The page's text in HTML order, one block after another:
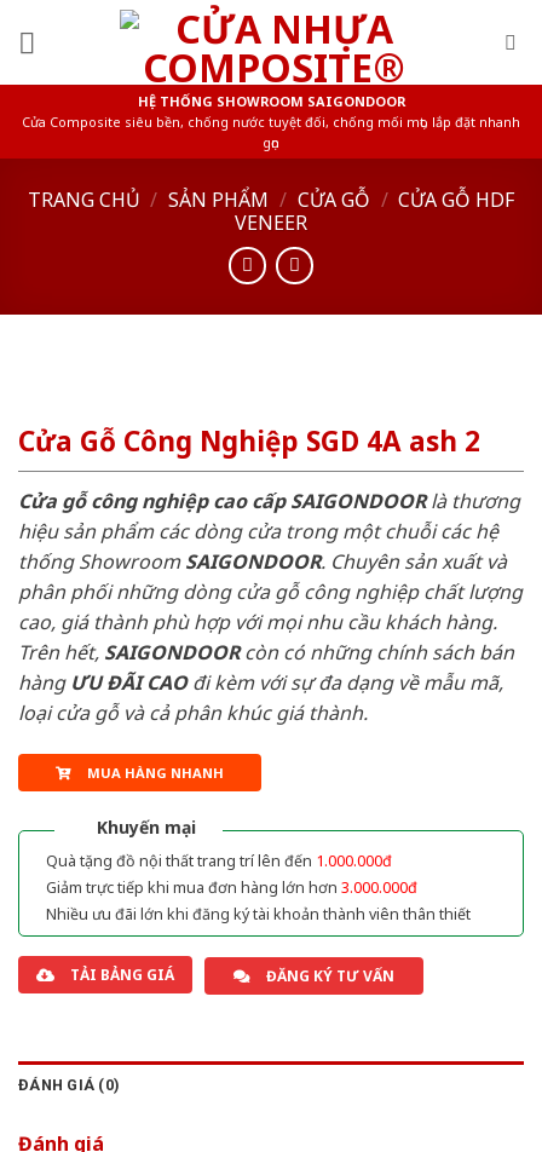
HỆ THỐNG SHOWROOM SAIGONDOOR
Cửa Composite siêu bền, chống nước tuyệt đối, chống mối mọt, lắp đặt nhanh
gọn
TRANG CHỦ / SẢN PHẨM / CỬA GỖ / CỬA GỖ HDF
VENEER
Cửa Gỗ Công Nghiệp SGD 4A ash 2
Cửa gỗ công nghiệp cao cấp SAIGONDOORlà thương
hiệu sản phẩm các dòng cửa trong một chuỗi các hệ
thống ShowroomSAIGONDOOR. Chuyên sản xuất và
phân phối những dòng cửa gỗ công nghiệp chất lượng
cao, giá thành phù hợp với mọi nhu cầu khách hàng.
Trên hết, SAIGONDOORcòn có những chính sách bán
hàng ƯU ĐÃI CAOđi kèm với sự đa dạng về mẫu mã,
loại cửa gỗ và cả phân khúc giá thành.
MUA HÀNG NHANH
Khuyến mại
Quà tặng đồ nội thất trang trí lên đến 1.000.000đ
Giảm trực tiếp khi mua đơn hàng lớn hơn 3.000.000đ
Nhiều ưu đãi lớn khi đăng ký tài khoản thành viên thân thiết
TẢI BẢNG GIÁ ĐĂNG KÝ TƯ VẤN
ĐÁNH GIÁ (0)
Đánh giá